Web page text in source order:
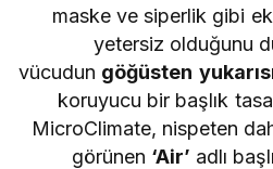
maske ve siperlik gibi
yetersiz olduğunu
vücudun göğüsten
koruyucu bir başlık
MicroClimate, nispeten
görünen ‘Air’ adlı